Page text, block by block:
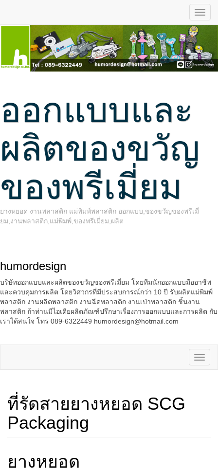
ออกแบบและ
ผลิตของขวัญ
ของพรีเมี่ยม
ยางหยอด งานพลาสติก แม่พิมพ์พลาสติก ออกแบบ,ของขวัญของพรีเมี่
ยม,งานพลาสติก,แม่พิมพ์,ของพรีเมี่ยม,ผลิต
humordesign
บริษัทออกแบบและผลิตของขวัญของพรีเมี่ยม โดยทีมนักออกแบบมืออาชีพ
และควบคุมการผลิต โดยวิศวกรที่มีประสบการณ์กว่า 10 ปี รับผลิตแม่พิมพ์
พลาสติก งานผลิตพลาสติก งานฉีดพลาสติก งานเป่าพลาสติก ชิ้นงาน
พลาสติก ถ้าท่านมีไอเดียผลิตภัณฑ์ปรึกษาเรื่องการออกแบบและการผลิต กับ
เราได้สนใจ โทร 089-6322449 humordesign@hotmail.com
ที่รัดสายยางหยอด SCG
Packaging
ยางหยอด